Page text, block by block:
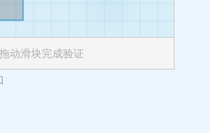
拖动滑块完成验证